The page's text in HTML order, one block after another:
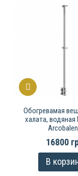
Обогревамая
халата, водяная
16800
В